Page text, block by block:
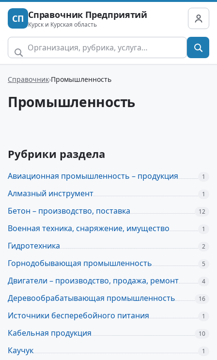
СП Справочник Предприятий
Курск и Курская область
Справочник Промышленность
Промышленность
Рубрики раздела
Авиационная промышленность – продукция 1
Алмазный инструмент 1
Бетон – производство, поставка 12
Военная техника, снаряжение, имущество 1
Гидротехника 2
Горнодобывающая промышленность 5
Двигатели – производство, продажа, ремонт 4
Деревообрабатывающая промышленность 16
Источники бесперебойного питания 1
Кабельная продукция 10
Каучук 1